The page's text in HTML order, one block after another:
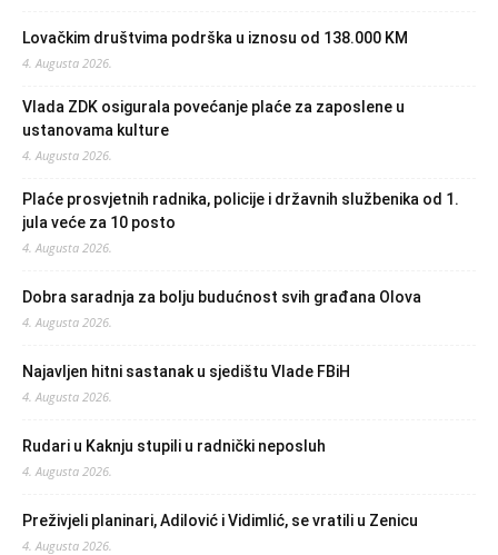
Lovačkim društvima podrška u iznosu od 138.000 KM
4. Augusta 2026.
Vlada ZDK osigurala povećanje plaće za zaposlene u
ustanovama kulture
4. Augusta 2026.
Plaće prosvjetnih radnika, policije i državnih službenika od 1.
jula veće za 10 posto
4. Augusta 2026.
Dobra saradnja za bolju budućnost svih građana Olova
4. Augusta 2026.
Najavljen hitni sastanak u sjedištu Vlade FBiH
4. Augusta 2026.
Rudari u Kaknju stupili u radnički neposluh
4. Augusta 2026.
Preživjeli planinari, Adilović i Vidimlić, se vratili u Zenicu
4. Augusta 2026.